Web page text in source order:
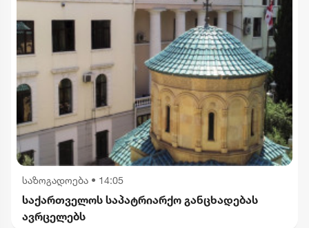
საზოგადოება • 14:05
საქართველოს საპატრიარქო განცხადებას
ავრცელებს